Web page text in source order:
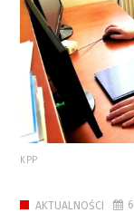
KPP
AKTUALNOŚCI